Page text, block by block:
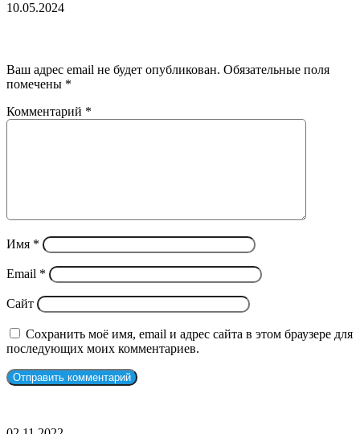
10.05.2024
Ваш адрес email не будет опубликован. Обязательные поля
помечены *
Комментарий *
Имя *
Email *
Сайт
Сохранить моё имя, email и адрес сайта в этом браузере для
последующих моих комментариев.